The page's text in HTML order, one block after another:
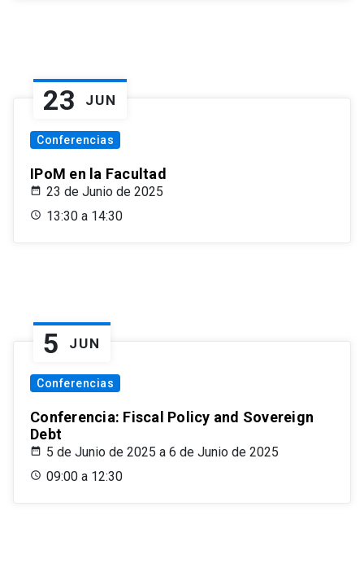
23 JUN
Conferencias
IPoM en la Facultad
23 de Junio de 2025
13:30 a 14:30
5 JUN
Conferencias
Conferencia: Fiscal Policy and Sovereign
Debt
5 de Junio de 2025 a 6 de Junio de 2025
09:00 a 12:30